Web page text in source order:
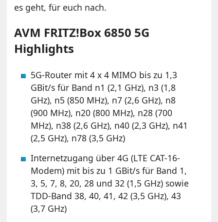
es geht, für euch nach.
AVM FRITZ!Box 6850 5G
Highlights
5G-Router mit 4 x 4 MIMO bis zu 1,3
GBit/s für Band n1 (2,1 GHz), n3 (1,8
GHz), n5 (850 MHz), n7 (2,6 GHz), n8
(900 MHz), n20 (800 MHz), n28 (700
MHz), n38 (2,6 GHz), n40 (2,3 GHz), n41
(2,5 GHz), n78 (3,5 GHz)
Internetzugang über 4G (LTE CAT-16-
Modem) mit bis zu 1 GBit/s für Band 1,
3, 5, 7, 8, 20, 28 und 32 (1,5 GHz) sowie
TDD-Band 38, 40, 41, 42 (3,5 GHz), 43
(3,7 GHz)